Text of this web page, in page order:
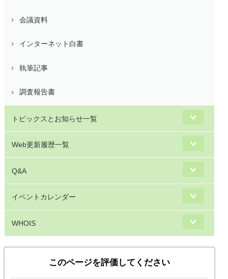
会議資料
インターネット白書
執筆記事
調査報告書
トピックスとお知らせ一覧
Web更新履歴一覧
Q&A
イベントカレンダー
WHOIS
このページを評価してください